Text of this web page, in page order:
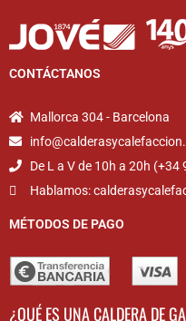
CONTÁCTANOS
Mallorca 304 - Barcelona
De L a V de 10h a 20h (+34
Hablamos:
MÉTODOS DE PAGO
¿QUÉ ES UNA CALDERA DE